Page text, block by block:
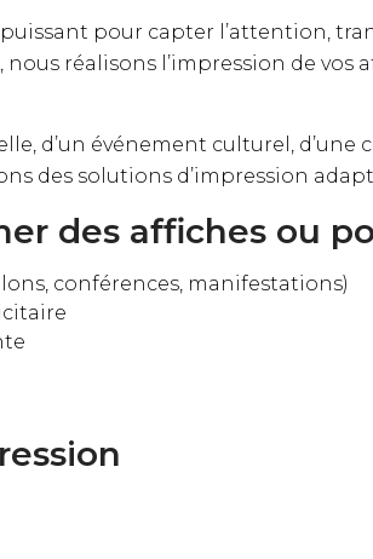
pour capter l’attention,
réalisons l’impression de vos
d’un événement culturel,
des solutions d’impression
des affiches ou
conférences, manifestations)